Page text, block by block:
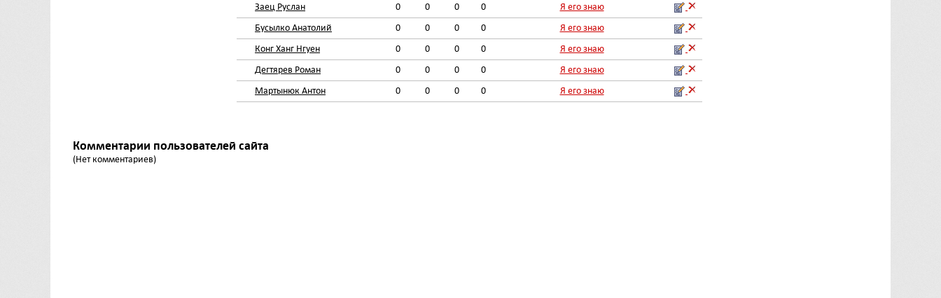
Заец Руслан
0 0 0 0
Я его знаю
Бусылко Анатолий
0 0 0 0
Я его знаю
Конг Ханг Нгуен
0 0 0 0
Я его знаю
Дегтярев Роман
0 0 0 0
Я его знаю
Мартынюк Антон
0 0 0 0 Я его знаю
Комментарии пользователей сайта
(Нет комментариев)